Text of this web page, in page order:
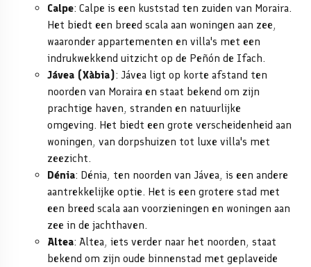
Calpe: Calpe is een kuststad ten zuiden van Moraira.
Het biedt een breed scala aan woningen aan zee,
waaronder appartementen en villa's met een
indrukwekkend uitzicht op de Peñón de Ifach.
Jávea (Xàbia): Jávea ligt op korte afstand ten
noorden van Moraira en staat bekend om zijn
prachtige haven, stranden en natuurlijke
omgeving. Het biedt een grote verscheidenheid aan
woningen, van dorpshuizen tot luxe villa's met
zeezicht.
Dénia: Dénia, ten noorden van Jávea, is een andere
aantrekkelijke optie. Het is een grotere stad met
een breed scala aan voorzieningen en woningen aan
zee in de jachthaven.
Altea: Altea, iets verder naar het noorden, staat
bekend om zijn oude binnenstad met geplaveide